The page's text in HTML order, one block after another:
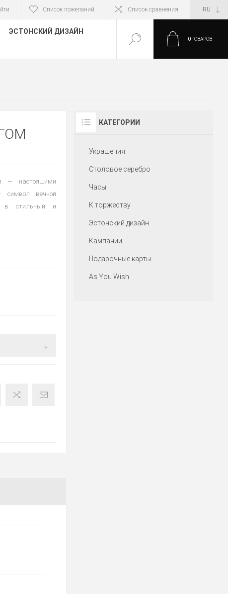
Список пожеланий Список сравнения
ЭСТОНСКИЙ ДИЗАЙН
0ТОВАРОВ
— настоящими
символ вечной
в стильный и
КАТЕГОРИИ
Украшения
Столовое серебро
Часы
К торжеству
Эстонский дизайн
Кампании
Подарочные карты
As You Wish